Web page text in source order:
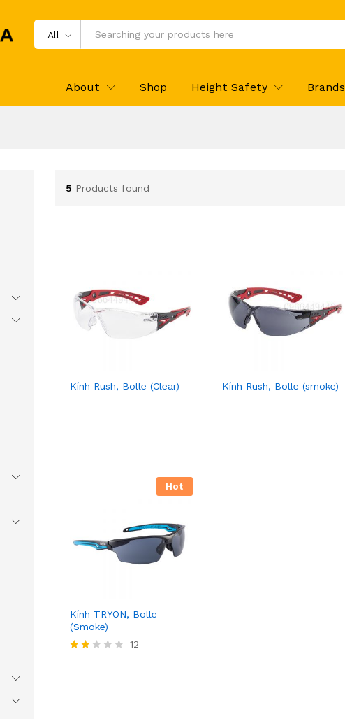
All
About Shop Height Safety Brands
5 Products found
Kính Rush, Bolle (Clear) Kính Rush, Bolle (smoke)
Hot
Kính TRYON, Bolle
(Smoke)
12